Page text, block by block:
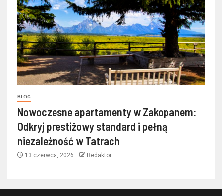
BLOG
Nowoczesne apartamenty w Zakopanem:
Odkryj prestiżowy standard i pełną
niezależność w Tatrach
13 czerwca, 2026 Redaktor